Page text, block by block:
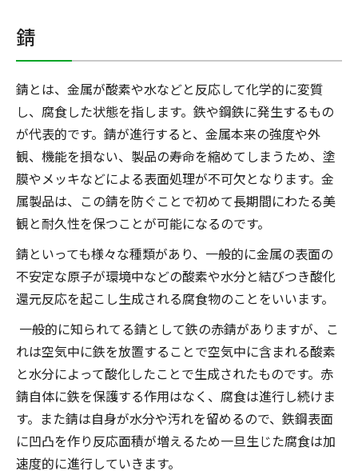
錆
錆とは、金属が酸素や水などと反応して化学的に変質
し、腐食した状態を指します。鉄や鋼鉄に発生するもの
が代表的です。錆が進行すると、金属本来の強度や外
観、機能を損ない、製品の寿命を縮めてしまうため、塗
膜やメッキなどによる表面処理が不可欠となります。金
属製品は、この錆を防ぐことで初めて長期間にわたる美
観と耐久性を保つことが可能になるのです。
錆といっても様々な種類があり、一般的に金属の表面の
不安定な原子が環境中などの酸素や水分と結びつき酸化
還元反応を起こし生成される腐食物のことをいいます。
一般的に知られてる錆として鉄の赤錆がありますが、こ
れは空気中に鉄を放置することで空気中に含まれる酸素
と水分によって酸化したことで生成されたものです。赤
錆自体に鉄を保護する作用はなく、腐食は進行し続けま
す。また錆は自身が水分や汚れを留めるので、鉄鋼表面
に凹凸を作り反応面積が増えるため一旦生じた腐食は加
速度的に進行していきます。